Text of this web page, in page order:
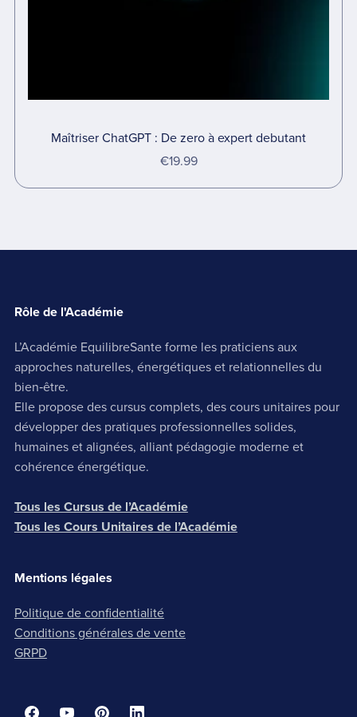
Maîtriser ChatGPT : De zero à expert debutant
€19.99
Rôle de l'Académie
L’Académie EquilibreSante forme les praticiens aux
approches naturelles, énergétiques et relationnelles du
bien‑être.
Elle propose des cursus complets, des cours unitaires pour
développer des pratiques professionnelles solides,
humaines et alignées, alliant pédagogie moderne et
cohérence énergétique.
Tous les Cursus de l’Académie
Tous les Cours Unitaires de l’Académie
Mentions légales
Politique de confidentialité
Conditions générales de vente
GRPD